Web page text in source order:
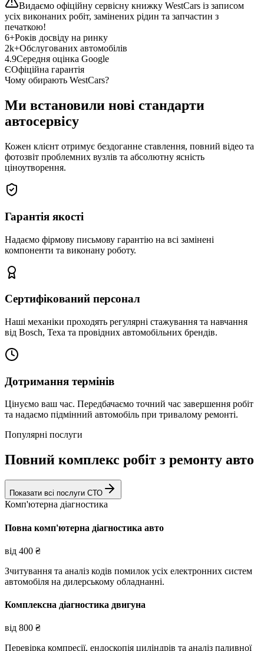
Видаємо офіційну сервісну книжку WestCars із записом
усіх виконаних робіт, замінених рідин та запчастин з
печаткою!
6+Років досвіду на ринку
2k+Обслугованих автомобілів
4.9Середня оцінка Google
ЄОфіційна гарантія
Чому обирають WestCars?
Ми встановили нові стандарти
автосервісу
Кожен клієнт отримує бездоганне ставлення, повний відео та
фотозвіт проблемних вузлів та абсолютну ясність
ціноутворення.
Гарантія якості
Надаємо фірмову письмову гарантію на всі замінені
компоненти та виконану роботу.
Сертифікований персонал
Наші механіки проходять регулярні стажування та навчання
від Bosch, Texa та провідних автомобільних брендів.
Дотримання термінів
Цінуємо ваш час. Передбачаємо точний час завершення робіт
та надаємо підмінний автомобіль при тривалому ремонті.
Популярні послуги
Повний комплекс робіт з ремонту авто
Показати всі послуги СТО
Комп'ютерна діагностика
Повна комп'ютерна діагностика авто
від 400 ₴
Зчитування та аналіз кодів помилок усіх електронних систем
автомобіля на дилерському обладнанні.
Комплексна діагностика двигуна
від 800 ₴
Перевірка компресії, ендоскопія циліндрів та аналіз паливної